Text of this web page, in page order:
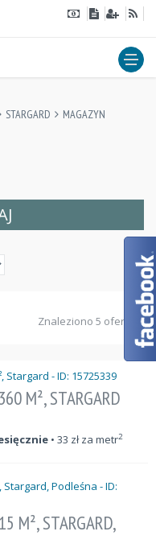
STARGARD
MAGAZYN
Znaleziono 5 ofert
M², STARGARD
• 33 zł za metr2
M², STARGARD,